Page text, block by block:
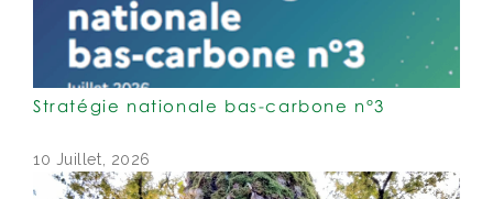
Stratégie nationale bas-carbone n°3
10 Juillet, 2026